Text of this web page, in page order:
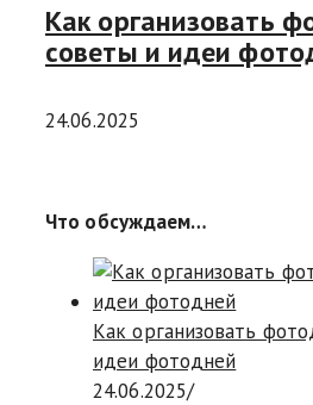
Как организовать
советы и идеи
24.06.2025
Что обсуждаем…
Как организовать
идеи фотодней
24.06.2025/